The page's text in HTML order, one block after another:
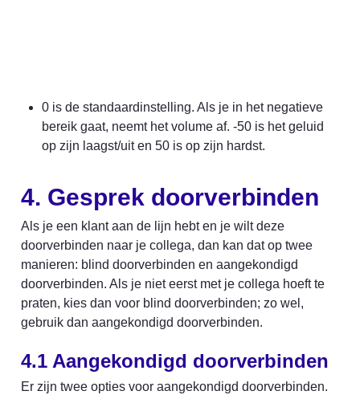
0 is de standaardinstelling. Als je in het negatieve
bereik gaat, neemt het volume af. -50 is het geluid
op zijn laagst/uit en 50 is op zijn hardst.
4. Gesprek doorverbinden
Als je een klant aan de lijn hebt en je wilt deze
doorverbinden naar je collega, dan kan dat op twee
manieren: blind doorverbinden en aangekondigd
doorverbinden. Als je niet eerst met je collega hoeft te
praten, kies dan voor blind doorverbinden; zo wel,
gebruik dan aangekondigd doorverbinden.
4.1 Aangekondigd doorverbinden
Er zijn twee opties voor aangekondigd doorverbinden.